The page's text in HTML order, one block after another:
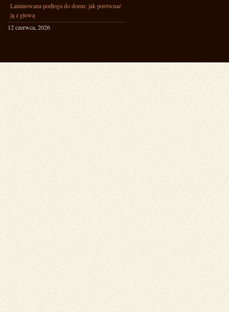
Laminowana podłoga do domu: jak porównać
ją z głową
12 czerwca, 2026